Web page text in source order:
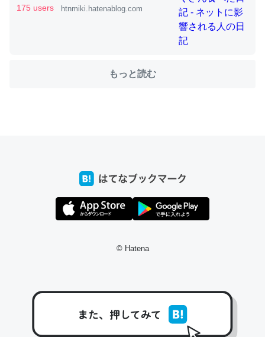
これ見て生きてるなって分かる。
─たまにLINEするくらいだった遠方の父67歳と僕。ITツール導入で
コミュニケーションが劇的に変化した｜tayorini by LIFULL介護
─たまにLINEするくらいだった遠方の父67歳と僕。ITツール導入で
コミュニケーションが劇的に変化した｜tayorini by LIFULL介護
私も3年前ぐらいに祖母の家に設置した。ポケットWifiみ
https://toyoshi.hatenablog.com/entry/2019/05/15/1805
─たまにLINEするくらいだった遠方の父67歳と僕。ITツール導入で
175 users htnmiki.hatenablog.com
もっと読む
© Hatena